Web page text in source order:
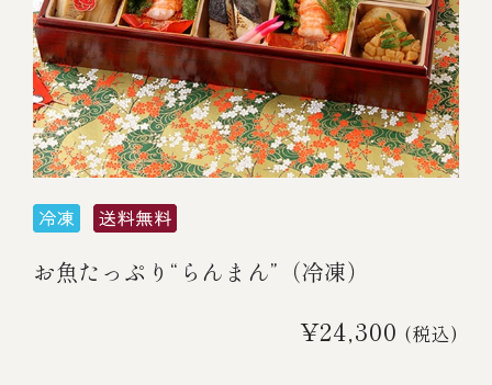
お魚たっぷり“らんまん”（冷凍）
¥24,300 (税込)